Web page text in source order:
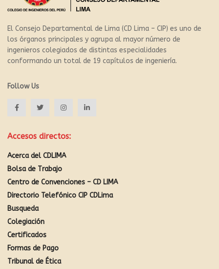
El Consejo Departamental de Lima (CD Lima – CIP) es uno de
los órganos principales y agrupa al mayor número de
ingenieros colegiados de distintas especialidades
conformando un total de 19 capítulos de ingeniería.
Follow Us
Accesos directos:
Acerca del CDLIMA
Bolsa de Trabajo
Centro de Convenciones – CD LIMA
Directorio Telefónico CIP CDLima
Busqueda
Colegiación
Certificados
Formas de Pago
Tribunal de Ética